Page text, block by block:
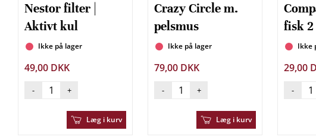
Nestor filter |
Aktivt kul
Ikke på lager
49,00 DKK
- +
Læg i kurv
Crazy Circle m.
pelsmus
Ikke på lager
79,00 DKK
- +
Læg i kurv
fisk
Ikke
29,00
-